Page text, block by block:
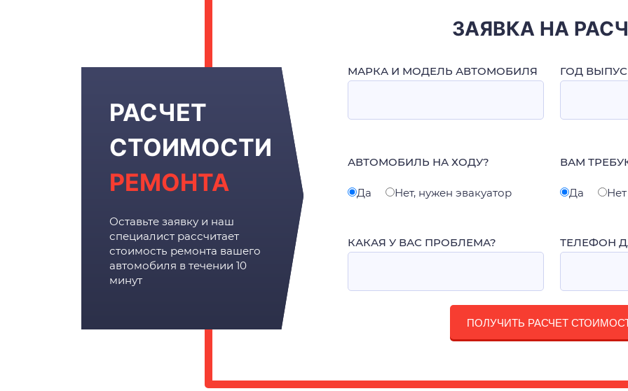
РАСЧЕТ
СТОИМОСТИ
РЕМОНТА
Оставьте заявку и наш
специалист рассчитает
стоимость ремонта вашего
автомобиля в течении 10
минут
ЗАЯВКА НА
МАРКА И МОДЕЛЬ АВТОМОБИЛЯ ГОД
АВТОМОБИЛЬ НА ХОДУ?
Да Нет, нужен эвакуатор
ВАМ
Да Нет
КАКАЯ У ВАС ПРОБЛЕМА? ТЕЛЕФОН
ПОЛУЧИТЬ РАСЧЕТ